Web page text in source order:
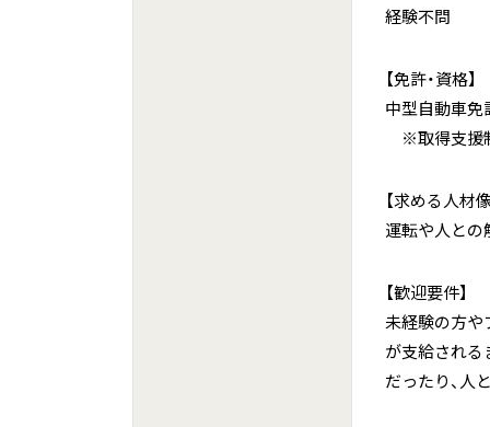
経験不問
【免許・資格】
中型自動車免
※取得支援
【求める人材
運転や人と
【歓迎要件】
未経験の方
が支給され
だったり、人